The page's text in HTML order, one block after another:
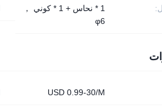
1 * نحاس + 1 * كوني ，
φ6
USD 0.99-30/M